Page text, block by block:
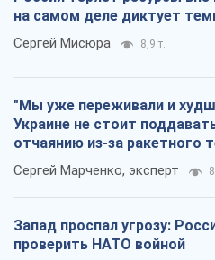
на самом деле диктует
Сергей Мисюра 8,9 т.
"Мы уже переживали и
Украине не стоит
отчаянию из-за ракетного
Сергей Марченко, эксперт
Запад проспал угрозу:
проверить НАТО войной